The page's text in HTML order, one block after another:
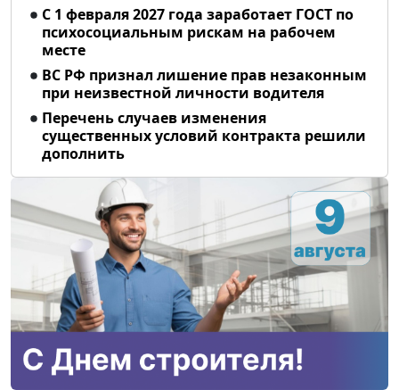
С 1 февраля 2027 года заработает ГОСТ по
психосоциальным рискам на рабочем
месте
ВС РФ признал лишение прав незаконным
при неизвестной личности водителя
Перечень случаев изменения
существенных условий контракта решили
дополнить